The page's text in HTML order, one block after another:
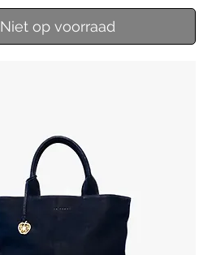
Niet op voorraad